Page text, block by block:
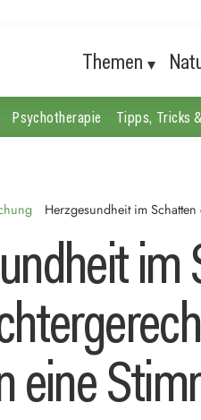
Themen
Psychotherapie Tipps, Tricks
Herzgesundheit im
eine